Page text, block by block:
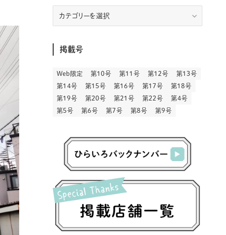
(45)
(164)
(45)
(68)
(2)
(7)
(57)
(71)
(400)
(5)
(24)
(12)
(25)
(14)
(77)
(6)
(8)
(3)
(45)
(8)
(41)
(103)
(4)
(30)
(456)
(24)
(77)
(151)
(2)
(140)
(23) (83)
(44)
(9)(1)
(2)
(1)
(5)
(50)
(30)
(2)
(20)
(17)
(5)
(78)
(52)
(3)
(12)
(333)
(23)
(85)
(29)
(72)
(30)
(7)
(19)
(17)
(22)
(20)
(2)
(20)
別
掲載号
Web限定 第１０号 第１１号 第１２号
第１３号
第１４号
第１５号 第１６号 第１７号
第１８号
第１９号
第２０号 第２１号 第２２号
第４号
第５号
第６号 第７号 第８号 第９号